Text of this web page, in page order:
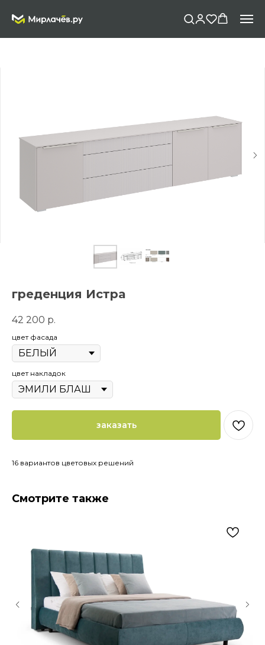
греденция Истра
42 200 р.
цвет фасада
цвет накладок
заказать
16 вариантов цветовых решений
Смотрите также